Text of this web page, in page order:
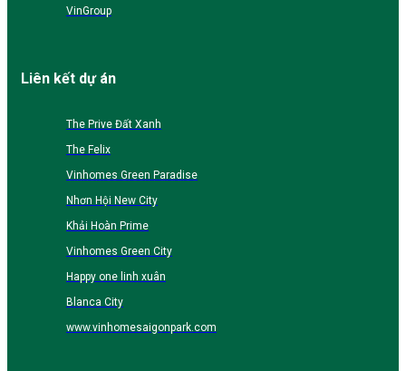
VinGroup
Liên kết dự án
The Prive Đất Xanh
The Felix
Vinhomes Green Paradise
Nhơn Hội New City
Khải Hoàn Prime
Vinhomes Green City
Happy one linh xuân
Blanca City
www.vinhomesaigonpark.com